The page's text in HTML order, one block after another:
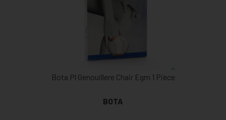
Bota Pl Genouillere Chair Egm 1 Pièce
BOTA